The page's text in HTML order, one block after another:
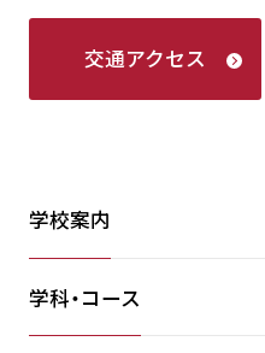
交通アクセス
学校案内
学科・コース